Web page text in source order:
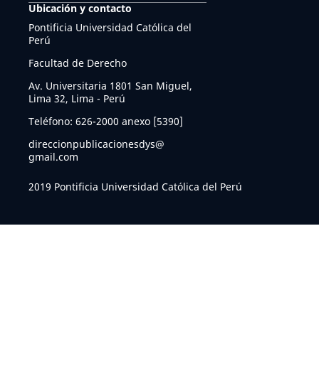
Ubicación y contacto
Pontificia Universidad Católica del
Perú
Facultad de Derecho
Av. Universitaria 1801 San Miguel,
Lima 32, Lima - Perú
Teléfono: 626-2000 anexo [5390]
direccionpublicacionesdys@
gmail.com
2019 Pontificia Universidad Católica del Perú